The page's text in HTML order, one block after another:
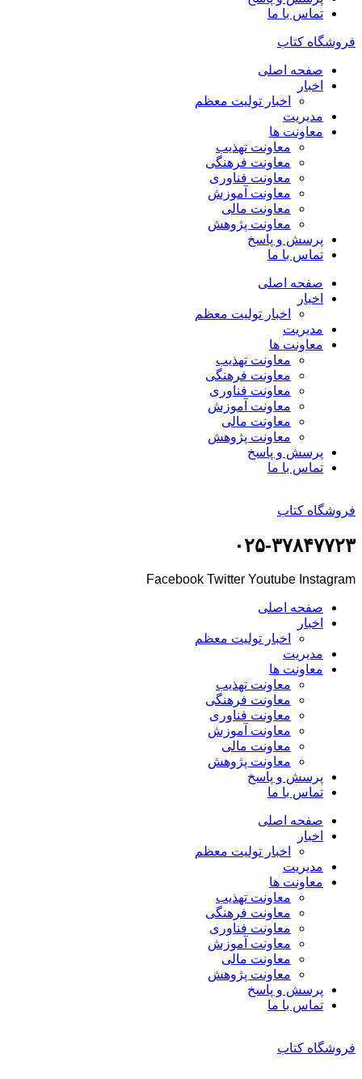
تماس با ما
فروشگاه کتاب
صفحه اصلی
اخبار
اخبار تولیت معظم
مدیریت
معاونت ها
معاونت تهذیب
معاونت فرهنگی
معاونت فناوری
معاونت آموزش
معاونت مالی
معاونت پژوهش
پرسش و پاسخ
تماس با ما
صفحه اصلی
اخبار
اخبار تولیت معظم
مدیریت
معاونت ها
معاونت تهذیب
معاونت فرهنگی
معاونت فناوری
معاونت آموزش
معاونت مالی
معاونت پژوهش
پرسش و پاسخ
تماس با ما
فروشگاه کتاب
۰۲۵-۳۷۸۴۷۷۲۳
Facebook Twitter Youtube Instagram
صفحه اصلی
اخبار
اخبار تولیت معظم
مدیریت
معاونت ها
معاونت تهذیب
معاونت فرهنگی
معاونت فناوری
معاونت آموزش
معاونت مالی
معاونت پژوهش
پرسش و پاسخ
تماس با ما
صفحه اصلی
اخبار
اخبار تولیت معظم
مدیریت
معاونت ها
معاونت تهذیب
معاونت فرهنگی
معاونت فناوری
معاونت آموزش
معاونت مالی
معاونت پژوهش
پرسش و پاسخ
تماس با ما
فروشگاه کتاب